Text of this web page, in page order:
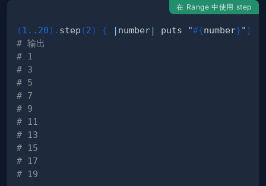
在 Range 中使用 step
(1. .20) . step (2) { | number| puts "#{number}"}
# 输出
# 1
# 3
# 5
# 7
# 9
# 11
# 13
# 15
# 17
# 19